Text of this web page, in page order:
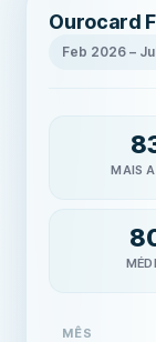
Ourocard
Feb 2026 –
MAIS
MÊS